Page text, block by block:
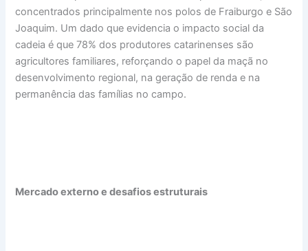
concentrados principalmente nos polos de Fraiburgo e São
Joaquim. Um dado que evidencia o impacto social da
cadeia é que 78% dos produtores catarinenses são
agricultores familiares, reforçando o papel da maçã no
desenvolvimento regional, na geração de renda e na
permanência das famílias no campo.
Mercado externo e desafios estruturais